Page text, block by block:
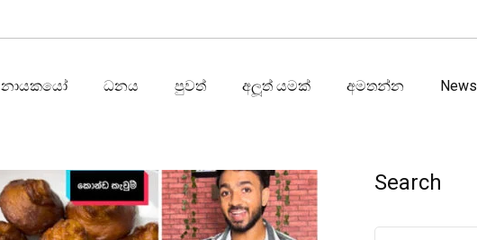
නායකයෝ ධනය පුවත් අලූත් යමක් අමතන්න News
Search